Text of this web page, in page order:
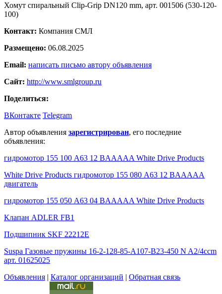
Хомут спиральный Clip-Grip DN120 mm, арт. 001506 (530-120-
100)
Контакт: Компания СМЛ
Размещено: 06.08.2025
Email: написать письмо автору объявления
Сайт: http://www.smlgroup.ru
Поделиться:
ВКонтакте Telegram
Автор объявления зарегистрирован, его последние
объявления:
гидромотор 155 100 A63 12 BAAAAA White Drive Products
White Drive Products гидромотор 155 080 A63 12 BAAAAA
двигатель
гидромотор 155 050 A63 04 BAAAAA White Drive Products
Клапан ADLER FB1
Подшипник SKF 22212E
Suspa Газовые пружины 16-2-128-85-A107-B23-450 N A2/4ccm
арт. 01625025
Объявления | Каталог организаций | Обратная связь